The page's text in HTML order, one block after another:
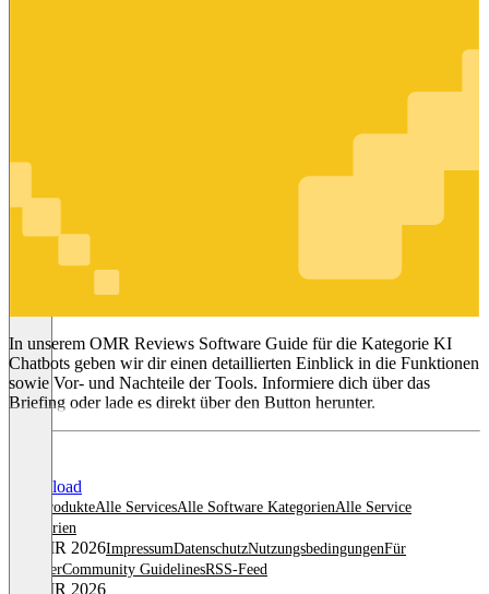
KI Chatbots
In unserem OMR Reviews Software Guide für die Kategorie KI
Chatbots geben wir dir einen detaillierten Einblick in die Funktionen
sowie Vor- und Nachteile der Tools. Informiere dich über das
Briefing oder lade es direkt über den Button herunter.
Download
Alle ProdukteAlle ServicesAlle Software KategorienAlle Service
Kategorien
© OMR 2026ImpressumDatenschutzNutzungsbedingungenFür
AnbieterCommunity GuidelinesRSS-Feed
© OMR 2026